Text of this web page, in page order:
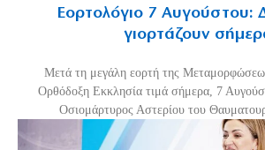
Εορτολόγιο 7 Αυγούστου:
γιορτάζουν
Μετά τη μεγάλη εορτή της
Ορθόδοξη Εκκλησία τιμά σήμερα, 7
Οσιομάρτυρος Αστερίου του